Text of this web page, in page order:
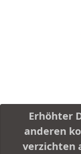
Erhöhter
anderen
verzichten